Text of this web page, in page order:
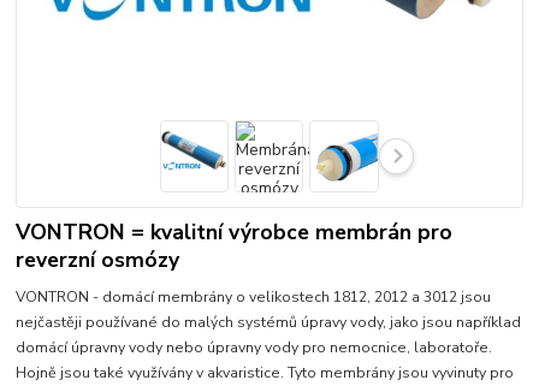
VONTRON = kvalitní výrobce membrán pro
reverzní osmózy
VONTRON - domácí membrány o velikostech 1812, 2012 a 3012 jsou
nejčastěji používané do malých systémů úpravy vody, jako jsou například
domácí úpravny vody nebo úpravny vody pro nemocnice, laboratoře.
Hojně jsou také využívány v akvaristice. Tyto membrány jsou vyvinuty pro